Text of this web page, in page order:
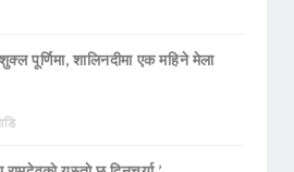
पूर्णिमा, शालिनदीमा एक महिने मेला